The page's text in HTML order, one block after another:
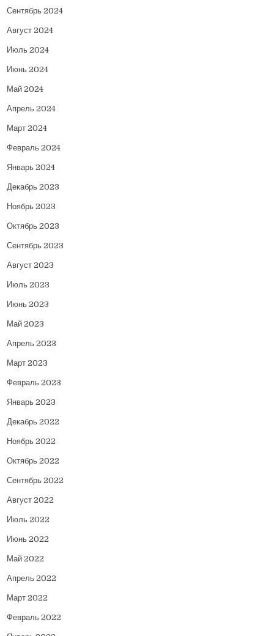
Сентябрь 2024
Август 2024
Июль 2024
Июнь 2024
Май 2024
Апрель 2024
Март 2024
Февраль 2024
Январь 2024
Декабрь 2023
Ноябрь 2023
Октябрь 2023
Сентябрь 2023
Август 2023
Июль 2023
Июнь 2023
Май 2023
Апрель 2023
Март 2023
Февраль 2023
Январь 2023
Декабрь 2022
Ноябрь 2022
Октябрь 2022
Сентябрь 2022
Август 2022
Июль 2022
Июнь 2022
Май 2022
Апрель 2022
Март 2022
Февраль 2022